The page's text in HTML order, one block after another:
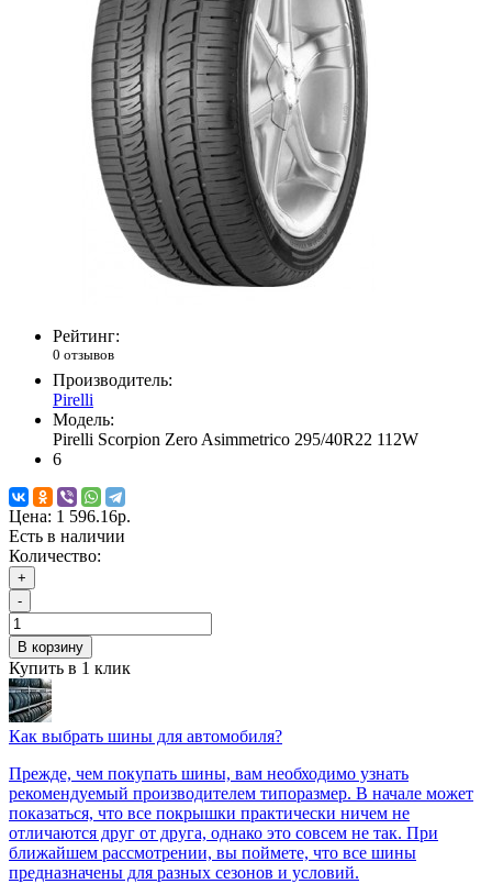
Рейтинг:
0 отзывов
Производитель:
Pirelli
Модель:
Pirelli Scorpion Zero Asimmetrico 295/40R22 112W
6
Цена: 1 596.16р.
Есть в наличии
Количество:
+
-
В корзину
Купить в 1 клик
Как выбрать шины для автомобиля?
Прежде, чем покупать шины, вам необходимо узнать
рекомендуемый производителем типоразмер. В начале может
показаться, что все покрышки практически ничем не
отличаются друг от друга, однако это совсем не так. При
ближайшем рассмотрении, вы поймете, что все шины
предназначены для разных сезонов и условий.